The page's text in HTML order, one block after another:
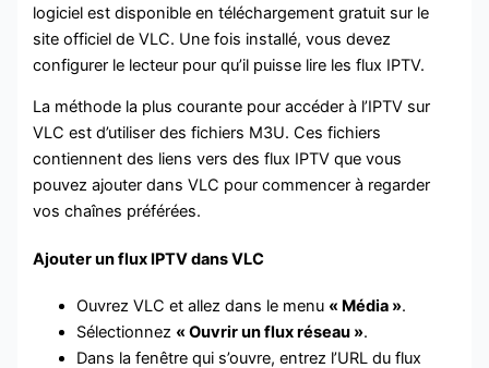
logiciel est disponible en téléchargement gratuit sur le
site officiel de VLC. Une fois installé, vous devez
configurer le lecteur pour qu’il puisse lire les flux IPTV.
La méthode la plus courante pour accéder à l’IPTV sur
VLC est d’utiliser des fichiers M3U. Ces fichiers
contiennent des liens vers des flux IPTV que vous
pouvez ajouter dans VLC pour commencer à regarder
vos chaînes préférées.
Ajouter un flux IPTV dans VLC
Ouvrez VLC et allez dans le menu « Média ».
Sélectionnez « Ouvrir un flux réseau ».
Dans la fenêtre qui s’ouvre, entrez l’URL du flux